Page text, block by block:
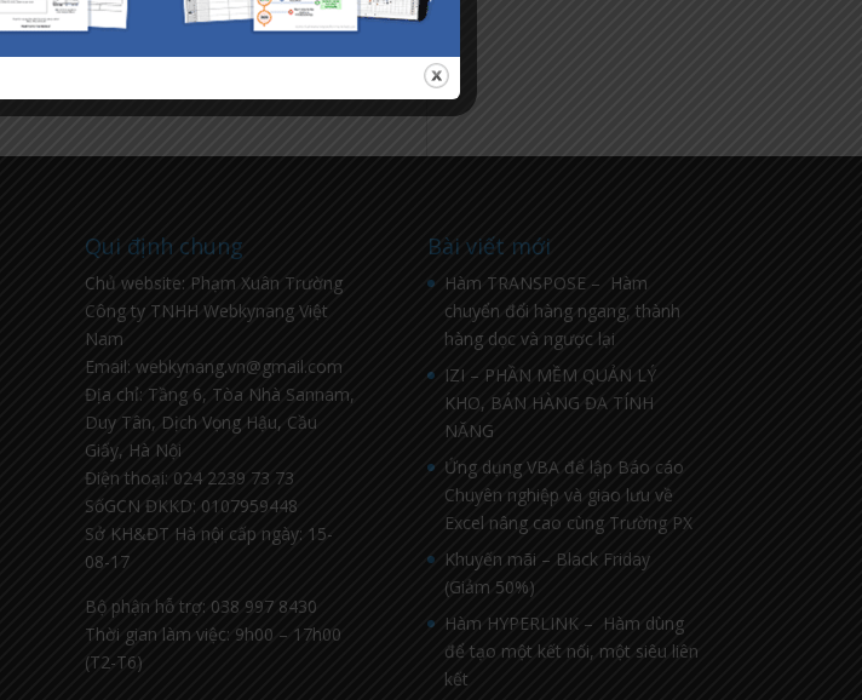
Qui định chung
Chủ website: Phạm Xuân Trường
Công ty TNHH Webkynang Việt
Nam
Email: webkynang.vn@gmail.com
Địa chỉ: Tầng 6, Tòa Nhà Sannam,
Duy Tân, Dịch Vọng Hậu, Cầu
Giấy, Hà Nội
Điện thoại: 024 2239 73 73
SốGCN ĐKKD: 0107959448
Sở KH&ĐT Hà nội cấp ngày: 15-
08-17
Bộ phận hỗ trợ: 038 997 8430
Thời gian làm việc: 9h00 – 17h00
(T2-T6)
Bài viết mới
Hàm TRANSPOSE – Hàm
chuyển đổi hàng ngang, thành
hàng dọc và ngược lại
IZI – PHẦN MỀM QUẢN LÝ
KHO, BÁN HÀNG ĐA TÍNH
NĂNG
Ứng dụng VBA để lập Báo cáo
Chuyên nghiệp và giao lưu về
Excel nâng cao cùng Trường PX
Khuyến mãi – Black Friday
(Giảm 50%)
Hàm HYPERLINK – Hàm dùng
để tạo một kết nối, một siêu liên
kết